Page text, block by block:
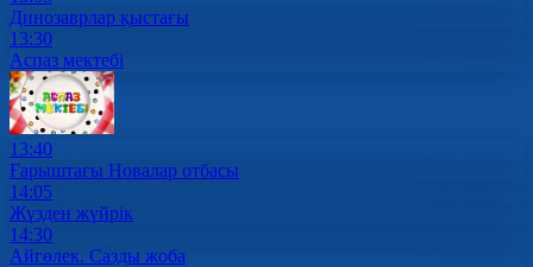
Динозаврлар қыстағы
13:30
Аспаз мектебі
13:40
Ғарыштағы Новалар отбасы
14:05
Жүзден жүйрік
14:30
Айгөлек. Сазды жоба